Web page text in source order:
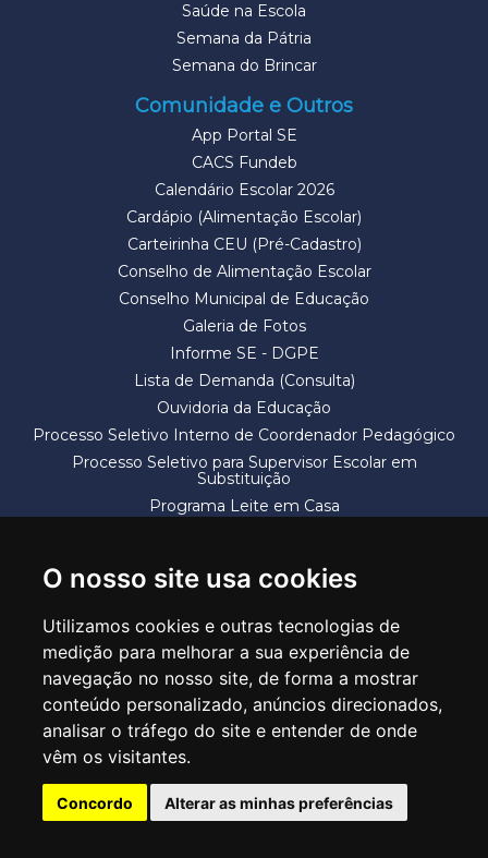
O nosso site usa cookies
Utilizamos cookies e outras tecnologias de
medição para melhorar a sua experiência de
navegação no nosso site, de forma a mostrar
conteúdo personalizado, anúncios direcionados,
analisar o tráfego do site e entender de onde
vêm os visitantes.
Concordo Alterar as minhas preferências
Saúde na Escola
Semana da Pátria
Semana do Brincar
Comunidade e Outros
App Portal SE
CACS Fundeb
Calendário Escolar 2026
Cardápio (Alimentação Escolar)
Carteirinha CEU (Pré-Cadastro)
Conselho de Alimentação Escolar
Conselho Municipal de Educação
Galeria de Fotos
Informe SE - DGPE
Lista de Demanda (Consulta)
Ouvidoria da Educação
Processo Seletivo Interno de Coordenador Pedagógico
Processo Seletivo para Supervisor Escolar em
Substituição
Programa Leite em Casa
SECRETARIA DE EDUCAÇÃO
Rua Claudino Barbosa, 313 - Macedo - Guarulhos/SP CEP 07113-040
Central de Atendimento: *55 11 2475-7300